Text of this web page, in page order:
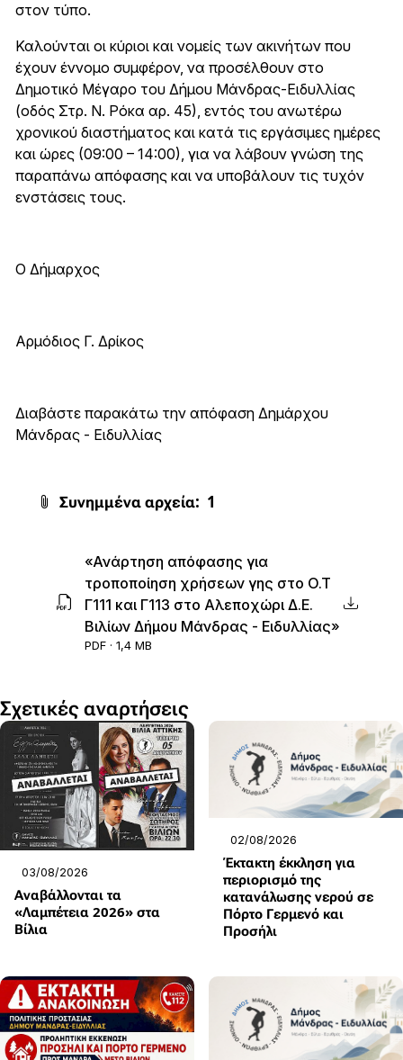
στον τύπο.
Καλούνται οι κύριοι και νομείς των ακινήτων που
έχουν έννομο συμφέρον, να προσέλθουν στο
Δημοτικό Μέγαρο του Δήμου Μάνδρας-Ειδυλλίας
(οδός Στρ. Ν. Ρόκα αρ. 45), εντός του ανωτέρω
χρονικού διαστήματος και κατά τις εργάσιμες ημέρες
και ώρες (09:00 – 14:00), για να λάβουν γνώση της
παραπάνω απόφασης και να υποβάλουν τις τυχόν
ενστάσεις τους.
Ο Δήμαρχος
Αρμόδιος Γ. Δρίκος
Διαβάστε παρακάτω την απόφαση Δημάρχου
Μάνδρας - Ειδυλλίας
Συνημμένα αρχεία: 1
«Ανάρτηση απόφασης για
τροποποίηση χρήσεων γης στο Ο.Τ
Γ111 και Γ113 στο Αλεποχώρι Δ.Ε.
Βιλίων Δήμου Μάνδρας - Ειδυλλίας»
PDF · 1,4 MB
Σχετικές αναρτήσεις
03/08/2026
Αναβάλλονται τα
«Λαμπέτεια 2026» στα
Βίλια
02/08/2026
Έκτακτη έκκληση για
περιορισμό της
κατανάλωσης νερού σε
Πόρτο Γερμενό και
Προσήλι